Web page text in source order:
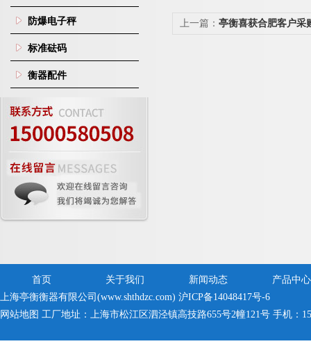
防爆电子秤
标准砝码
衡器配件
上一篇： 亭衡喜获合肥客户采
首页 关于我们 新闻动态
产品中心
上海亭衡衡器有限公司(www.shthdzc.com) 沪ICP备14048417号-6
网站地图 工厂地址：上海市松江区泗泾镇高技路655号2幢121号 手机：